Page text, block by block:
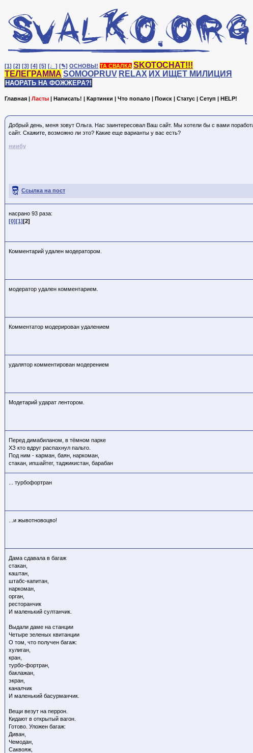
[1] [2] [3] [4] [5] [♩] [✎] ОСНОВЫ! ТА СВАЛКА SKOTOCHAT!!!
ТЕЛЕГРАММА SOMOOPRUV RELAX ИХ ИЩЕТ МИЛИЦИЯ
НАОРАТЬ НА ФОЖЖЕРА?!
Главная | Ласты | Написать! | Картинки | Что попало | Поиск | Статус | Сетуп | HELP!
Добрый день, меня зовут Ольга. Нас заинтересовал Ваш сайт. Мы хотели бы с вами
сайт. Скажите, возможно ли это? Какие еще варианты у вас есть?
ниибу
Ссылка на пост
насрано 93 раза:
[0][1][2]
Комментарий удален модератором.
модератор удален комментарием.
Комментатор модерирован удалением
удалятор комментирован модерением
Модетарий ударат лентором.
Перед димабиланом, в тёмном парке
ХЗ кто вдруг распахнул пальто.
Под ним - карман, баян, наркоман,
стакан, ипшайтег, таджикистан, барабан
... турбофортран
...и жывотновоцво!
Дама сдавала в багаж
стакан,
каштан,
штабс-капитан,
наркоман,
орган,
ресторанчик
И маленький султанчик.
Выдали даме на станции
Четыре зеленых квитанции
О том, что получен багаж:
хулиган,
кран,
турбо-фортран,
баклажан,
экран,
каналчик
И маленький басурманчик.
Вещи везут на перрон.
Кидают в открытый вагон.
Готово. Уложен багаж:
Диван,
Чемодан,
Саквояж,